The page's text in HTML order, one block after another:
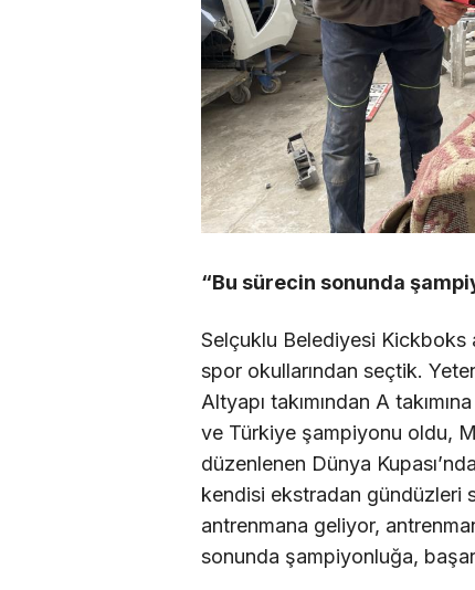
“Bu sürecin sonunda
Selçuklu Belediyesi Kickboks
spor okullarından seçtik.
Altyapı takımından A
ve Türkiye şampiyonu oldu,
düzenlenen Dünya
kendisi ekstradan gündüzleri
antrenmana geliyor,
sonunda şampiyonluğa,